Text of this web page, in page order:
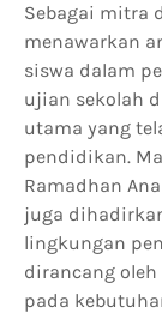
Sebagai mitra
menawarkan
siswa dalam
ujian sekolah
utama yang
pendidikan.
Ramadhan
juga
lingkungan
dirancang
pada